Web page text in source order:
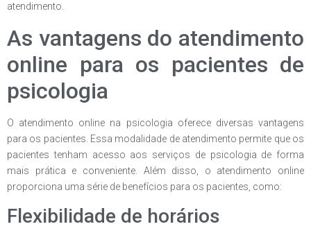
atendimento.
As vantagens do atendimento
online para os pacientes de
psicologia
O atendimento online na psicologia oferece diversas vantagens
para os pacientes. Essa modalidade de atendimento permite que os
pacientes tenham acesso aos serviços de psicologia de forma
mais prática e conveniente. Além disso, o atendimento online
proporciona uma série de benefícios para os pacientes, como:
Flexibilidade de horários